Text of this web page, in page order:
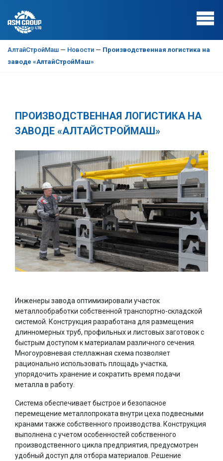
АлтайСтройМаш — Новости — Производственная логистика на
заводе «АлтайСтройМаш»
ПРОИЗВОДСТВЕННАЯ ЛОГИСТИКА НА
ЗАВОДЕ «АЛТАЙСТРОЙМАШ»
Инженеры завода оптимизировали участок
металлообработки собственной транспортно-складской
системой. Конструкция разработана для размещения
длинномерных труб, профильных и листовых заготовок с
быстрым доступом к материалам различного сечения.
Многоуровневая стеллажная схема позволяет
рационально использовать площадь участка,
упорядочить хранение и сократить время подачи
металла в работу.
Система обеспечивает быстрое и безопасное
перемещение металлопроката внутри цеха подвесными
кранами также собственного производства. Конструкция
выполнена с учетом особенностей собственного
производственного цикла предприятия, предусмотрен
удобный доступ для отбора материалов. Решение